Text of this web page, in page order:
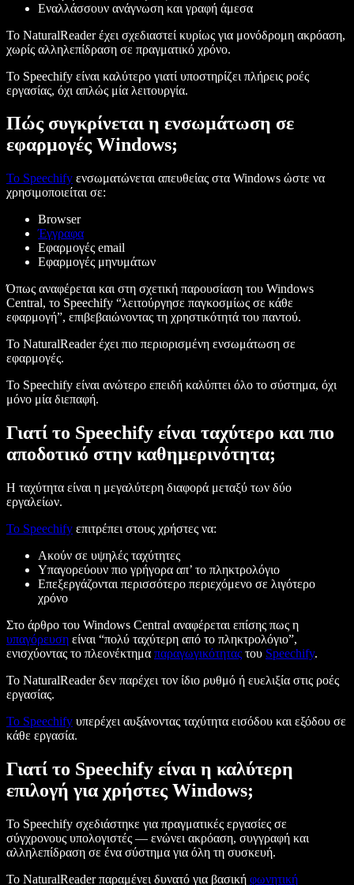
Εναλλάσσουν ανάγνωση και γραφή άμεσα
Το NaturalReader έχει σχεδιαστεί κυρίως για μονόδρομη ακρόαση,
χωρίς αλληλεπίδραση σε πραγματικό χρόνο.
Το Speechify είναι καλύτερο γιατί υποστηρίζει πλήρεις ροές
εργασίας, όχι απλώς μία λειτουργία.
Πώς συγκρίνεται η ενσωμάτωση σε
εφαρμογές Windows;
Το Speechify ενσωματώνεται απευθείας στα Windows ώστε να
χρησιμοποιείται σε:
Browser
Έγγραφα
Εφαρμογές email
Εφαρμογές μηνυμάτων
Όπως αναφέρεται και στη σχετική παρουσίαση του Windows
Central, το Speechify “λειτούργησε παγκοσμίως σε κάθε
εφαρμογή”, επιβεβαιώνοντας τη χρηστικότητά του παντού.
Το NaturalReader έχει πιο περιορισμένη ενσωμάτωση σε
εφαρμογές.
Το Speechify είναι ανώτερο επειδή καλύπτει όλο το σύστημα, όχι
μόνο μία διεπαφή.
Γιατί το Speechify είναι ταχύτερο και πιο
αποδοτικό στην καθημερινότητα;
Η ταχύτητα είναι η μεγαλύτερη διαφορά μεταξύ των δύο
εργαλείων.
Το Speechify επιτρέπει στους χρήστες να:
Ακούν σε υψηλές ταχύτητες
Υπαγορεύουν πιο γρήγορα απ’ το πληκτρολόγιο
Επεξεργάζονται περισσότερο περιεχόμενο σε λιγότερο
χρόνο
Στο άρθρο του Windows Central αναφέρεται επίσης πως η
υπαγόρευση είναι “πολύ ταχύτερη από το πληκτρολόγιο”,
ενισχύοντας το πλεονέκτημα παραγωγικότητας του Speechify.
Το NaturalReader δεν παρέχει τον ίδιο ρυθμό ή ευελιξία στις ροές
εργασίας.
Το Speechify υπερέχει αυξάνοντας ταχύτητα εισόδου και εξόδου σε
κάθε εργασία.
Γιατί το Speechify είναι η καλύτερη
επιλογή για χρήστες Windows;
Το Speechify σχεδιάστηκε για πραγματικές εργασίες σε
σύγχρονους υπολογιστές — ενώνει ακρόαση, συγγραφή και
αλληλεπίδραση σε ένα σύστημα για όλη τη συσκευή.
Το NaturalReader παραμένει δυνατό για βασική φωνητική